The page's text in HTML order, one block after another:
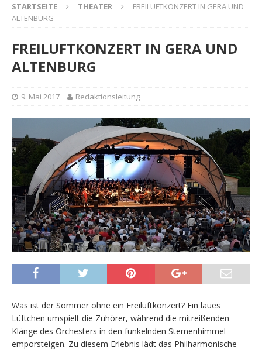
STARTSEITE THEATER
FREILUFTKONZERT IN GERA UND
ALTENBURG
FREILUFTKONZERT IN GERA UND
ALTENBURG
9. Mai 2017 Redaktionsleitung
Was ist der Sommer ohne ein Freiluftkonzert? Ein laues
Lüftchen umspielt die Zuhörer, während die mitreißenden
Klänge des Orchesters in den funkelnden Sternenhimmel
emporsteigen. Zu diesem Erlebnis lädt das Philharmonische